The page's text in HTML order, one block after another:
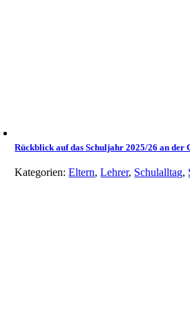
Rückblick auf das Schuljahr 2025/26 an der
Kategorien:Eltern,Lehrer, Schulalltag,